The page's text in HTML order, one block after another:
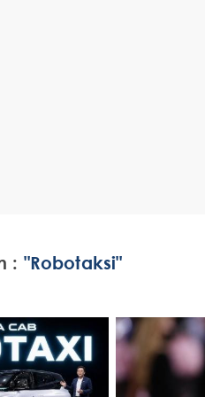
: "Robotaksi"